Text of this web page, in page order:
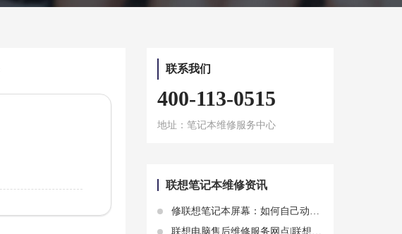
联系我们
400-113-0515
地址：笔记本维修服务中心
联想笔记本维修资讯
修联想笔记本屏幕：如何自己动手修复联想笔记本的坏屏幕
联想电脑售后维修服务网点|联想笔记本电脑清灰换硅脂步骤分享